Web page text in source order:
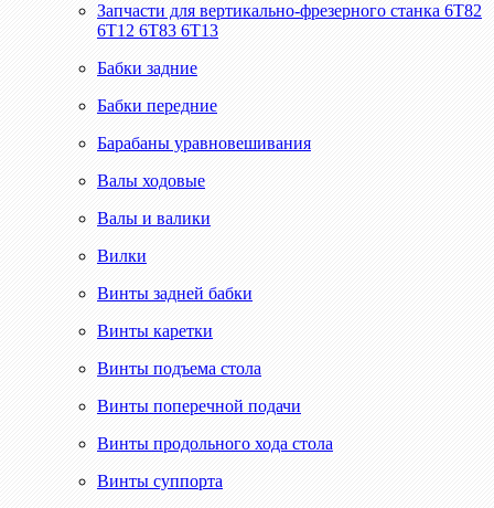
Запчасти для вертикально-фрезерного станка 6Т82
6Т12 6Т83 6Т13
Бабки задние
Бабки передние
Барабаны уравновешивания
Валы ходовые
Валы и валики
Вилки
Винты задней бабки
Винты каретки
Винты подъема стола
Винты поперечной подачи
Винты продольного хода стола
Винты суппорта